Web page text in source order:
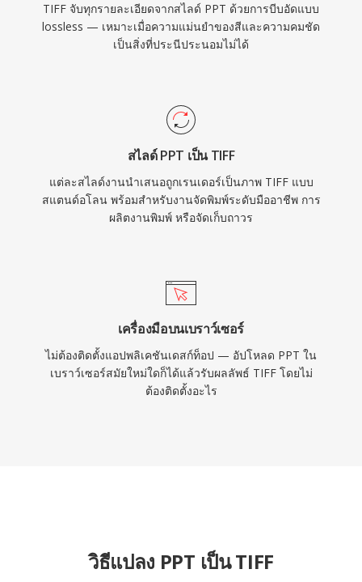
TIFF จับทุกรายละเอียดจากสไลด์ PPT ด้วยการบีบอัดแบบ
lossless — เหมาะเมื่อความแม่นยำของสีและความคมชัด
เป็นสิ่งที่ประนีประนอมไม่ได้
สไลด์ PPT เป็น TIFF
แต่ละสไลด์งานนำเสนอถูกเรนเดอร์เป็นภาพ TIFF แบบ
สแตนด์อโลน พร้อมสำหรับงานจัดพิมพ์ระดับมืออาชีพ การ
ผลิตงานพิมพ์ หรือจัดเก็บถาวร
เครื่องมือบนเบราว์เซอร์
ไม่ต้องติดตั้งแอปพลิเคชันเดสก์ท็อป — อัปโหลด PPT ใน
เบราว์เซอร์สมัยใหม่ใดก็ได้แล้วรับผลลัพธ์ TIFF โดยไม่
ต้องติดตั้งอะไร
วิธีแปลง PPT เป็น TIFF